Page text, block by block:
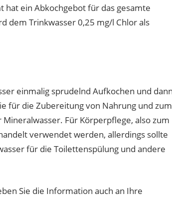
ein Abkochgebot für das gesamte
dem Trinkwasser 0,25 mg/l Chlor als
einmalig sprudelnd Aufkochen und
für die Zubereitung von Nahrung und zum
Für Körperpflege, also zum
verwendet werden, allerdings sollte
für die Toilettenspülung und andere
Sie die Information auch an Ihre